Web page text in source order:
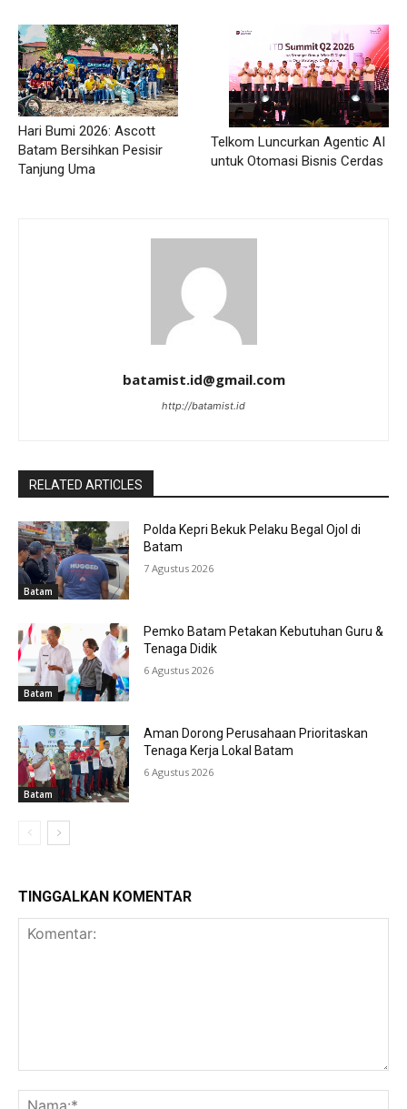
Hari Bumi 2026: Ascott
Batam Bersihkan Pesisir
Tanjung Uma
Telkom Luncurkan Agentic AI
untuk Otomasi Bisnis Cerdas
batamist.id@gmail.com
http://batamist.id
RELATED ARTICLES
Batam
Polda Kepri Bekuk Pelaku Begal Ojol di
Batam
7 Agustus 2026
Batam
Pemko Batam Petakan Kebutuhan Guru &
Tenaga Didik
6 Agustus 2026
Batam
Aman Dorong Perusahaan Prioritaskan
Tenaga Kerja Lokal Batam
6 Agustus 2026
TINGGALKAN KOMENTAR